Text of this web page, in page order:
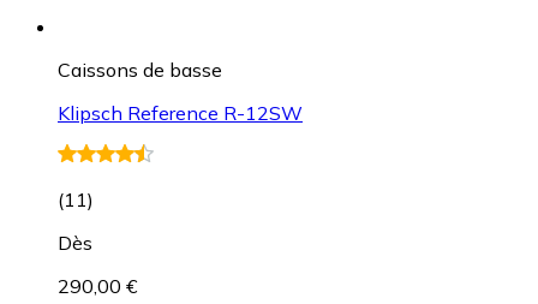
Caissons de basse
Klipsch Reference R-12SW
(11)
Dès
290,00 €